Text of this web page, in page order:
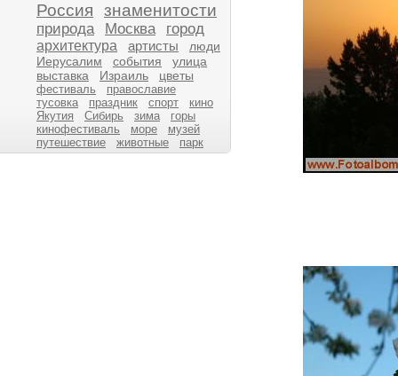
Россия знаменитости
природа Москва город
архитектура артисты
люди
Иерусалим
события
улица
выставка
Израиль цветы
фестиваль
православие
тусовка
праздник спорт
кино
Якутия
Сибирь зима
горы
кинофестиваль
море
музей
путешествие
животные парк